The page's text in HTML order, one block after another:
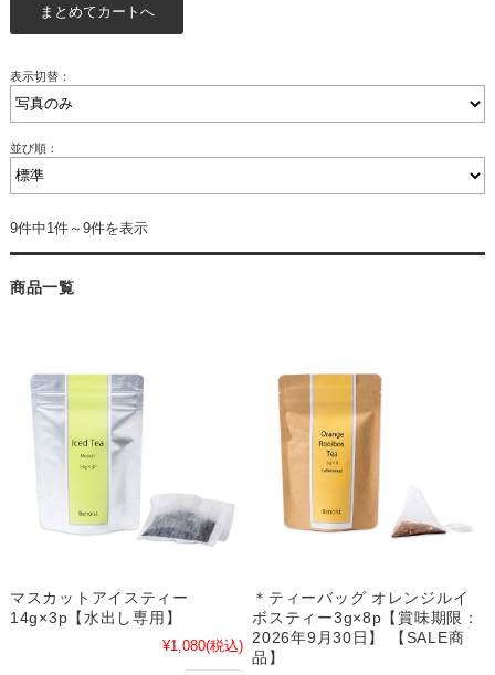
表示切替：
並び順：
9件中1件～9件を表示
商品一覧
マスカットアイスティー
14g×3p【水出し専用】
¥1,080(税込)
＊ティーバッグ オレンジルイ
ボスティー3g×8p【賞味期限：
2026年9月30日】 【SALE商
品】